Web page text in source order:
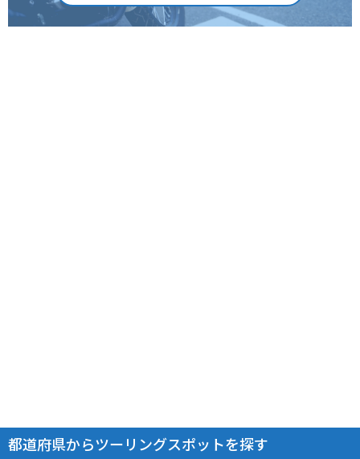
都道府県からツーリングスポットを探す